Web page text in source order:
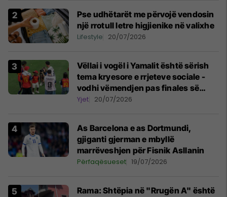
Pse udhëtarët me përvojë vendosin
një rrotull letre higjienike në valixhe
Lifestyle 20/07/2026
Vëllai i vogël i Yamalit është sërish
tema kryesore e rrjeteve sociale -
vodhi vëmendjen pas finales së
Kupës së Botës
Yjet 20/07/2026
As Barcelona e as Dortmundi,
gjiganti gjerman e mbyllë
marrëveshjen për Fisnik Asllanin
Përfaqësueset 19/07/2026
Rama: Shtëpia në "Rrugën A" është